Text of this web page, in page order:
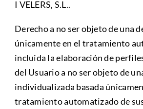
I VELERS, S.L..
Derecho a no ser objeto de una
únicamente en el tratamiento
incluida la elaboración de
del Usuario a no ser objeto de
individualizada basada
tratamiento automatizado de